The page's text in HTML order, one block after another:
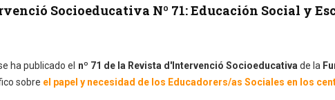
Socioeducativa Nº 71: Educación Social y
ha publicado el nº 71 de la Revista d'Intervenció Socioeducativa de la
sobre el papel y necesidad de los Educadorers/as Sociales en los